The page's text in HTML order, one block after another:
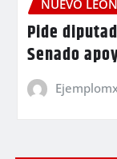
NUEVO LEÓN
Pide
Senado